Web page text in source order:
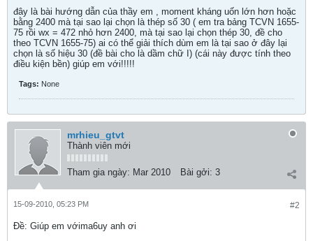
đây là bài hướng dẫn của thầy em , moment kháng uốn lớn hơn hoặc
bằng 2400 mà tại sao lại chọn là thép số 30 ( em tra bảng TCVN 1655-
75 rồi wx = 472 nhỏ hơn 2400, mà tại sao lại chọn thép 30, đề cho
theo TCVN 1655-75) ai có thể giải thích dùm em là tại sao ở đây lại
chọn là số hiệu 30 (đề bài cho là dầm chữ I) (cái này được tính theo
điều kiện bền) giúp em với!!!!!
Tags: None
mrhieu_gtvt
Thành viên mới
Tham gia ngày: Mar 2010 Bài gởi: 3
#2
15-09-2010, 05:23 PM
Ðề: Giúp em vớima6uy anh ơi